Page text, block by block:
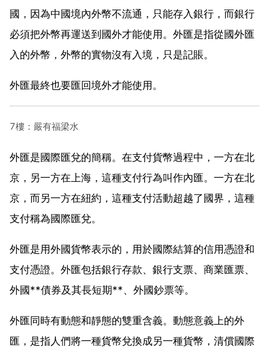
國，因為中國境內外幣不流通，只能存入銀行，而銀行
必須把外幣再運送到國外才能使用。外匯是指從國外匯
入的外幣，外幣的實物沒有入境，只是記賬。
外匯最終也要匯回境外才能使用。
7樓：嚴有福梁水
外匯是國際匯兌的簡稱。在支付貨幣過程中，一方在北
京，另一方在上海，這種支付行為叫作內匯。一方在北
京，而另一方在紐約，這種支付活動超越了國界，這種
支付稱為國際匯兌。
外匯是用外國貨幣表示的，用於國際結算的信用憑證和
支付憑證。外匯包括銀行存款、銀行支票、商業匯票、
外國**債券及其長短期**、外國鈔票等。
外匯同時有動態和靜態的雙重含義。動態意義上的外
匯，是指人們將一種貨幣兌換成另一種貨幣，清償國際